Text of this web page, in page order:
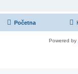
Početna
Powered by